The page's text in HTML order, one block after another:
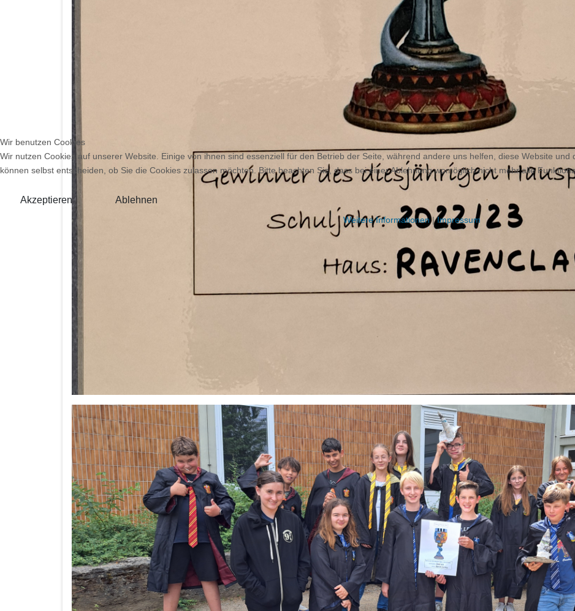
Wir benutzen Cookies
Wir nutzen Cookies auf unserer Website. Einige von ihnen sind essenziell für den Betrieb der Seite, während andere uns helfen, diese Website
können selbst entscheiden, ob Sie die Cookies zulassen möchten. Bitte beachten Sie, dass bei einer Ablehnung womöglich nicht mehr alle
Akzeptieren Ablehnen
Weitere Informationen|Impressum